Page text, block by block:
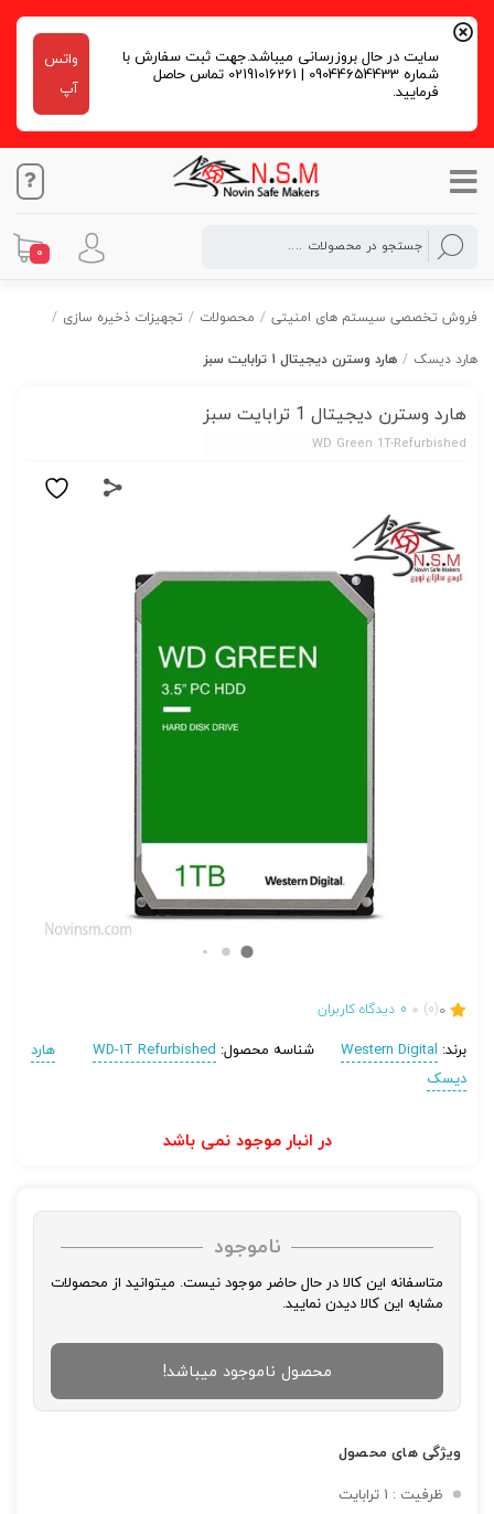
سایت در حال بروزرسانی میباشد.جهت ثبت سفارش با
شماره 09044654433 | 02191016261 تماس حاصل
فرمایید.
واتس
آپ
0
فروش تخصصی سیستم های امنیتی / محصولات / تجهیزات ذخیره سازی /
هارد دیسک / هارد وسترن دیجیتال 1 ترابایت سبز
هارد وسترن دیجیتال 1 ترابایت سبز
WD Green 1T-Refurbished
0
(0)
0 دیدگاه کاربران
برند: Western Digital شناسه محصول: WD-1T Refurbished
هارد
دیسک
در انبار موجود نمی باشد
ناموجود
متاسفانه این کالا در حال حاضر موجود نیست. میتوانید از محصولات
مشابه این کالا دیدن نمایید.
محصول ناموجود میباشد!
ویژگی های محصول
ظرفیت : 1 ترابایت